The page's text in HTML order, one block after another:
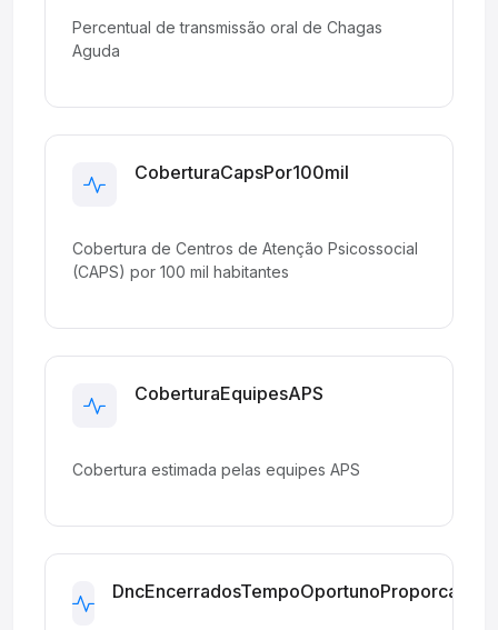
Percentual de transmissão oral de Chagas
Aguda
CoberturaCapsPor100mil
Cobertura de Centros de Atenção Psicossocial
(CAPS) por 100 mil habitantes
CoberturaEquipesAPS
Cobertura estimada pelas equipes APS
DncEncerradosTempoOportunoProporcao